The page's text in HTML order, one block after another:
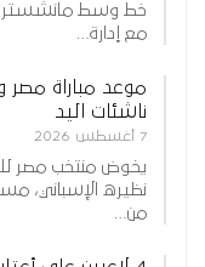
خط وسط مانشستر
مع إدارة…
موعد مباراة مصر
ناشئات اليد
7 أغسطس 2026
نظيره الإسباني،
من…